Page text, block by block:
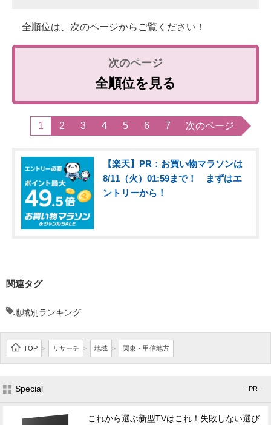
全順位は、次のページからご覧ください！
全順位を見る
1 2 3 4 5 6 7 次のページ
【楽天】PR：お買い物マラソンは
8/11（火）01:59まで！ まずはエ
ントリーから！
関連タグ
地域別ランキング
TOP > リサーチ > 地域 > 関東・甲信地方
Special - PR -
これから選ぶ新型TVはこれ！失敗しない選び